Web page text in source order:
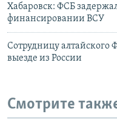
Хабаровск: ФСБ
финансировании ВСУ
Сотрудницу
выезде из России
Смотрите